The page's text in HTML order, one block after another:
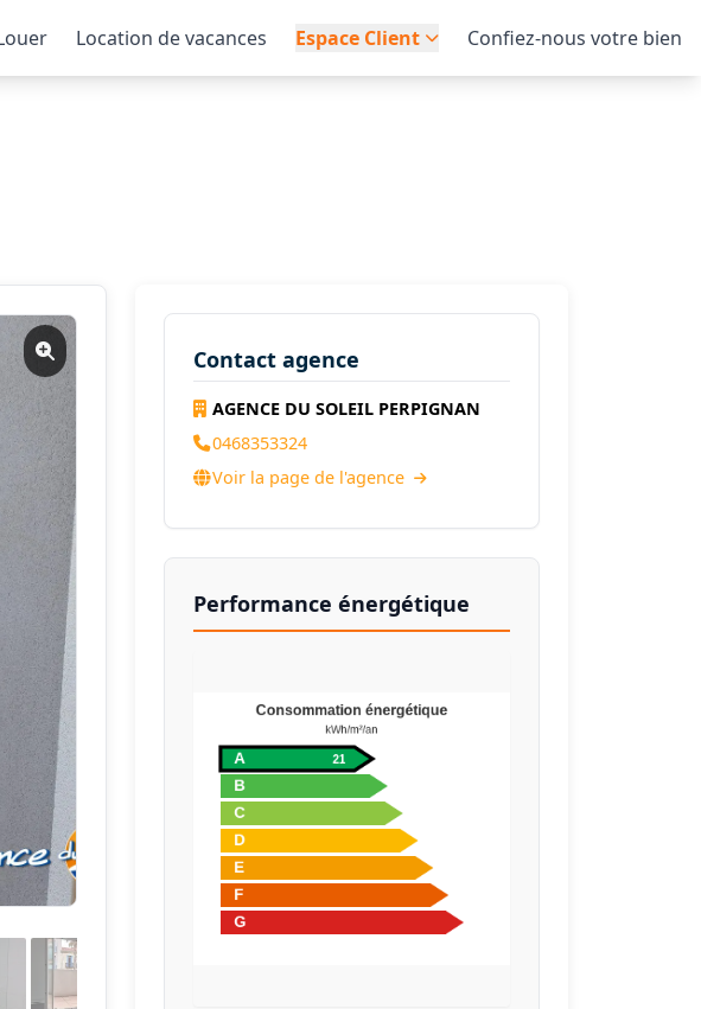
Location de vacances Espace Client Confiez-nous votre bien
Contact agence
AGENCE DU SOLEIL PERPIGNAN
0468353324
Voir la page de l'agence
Performance énergétique